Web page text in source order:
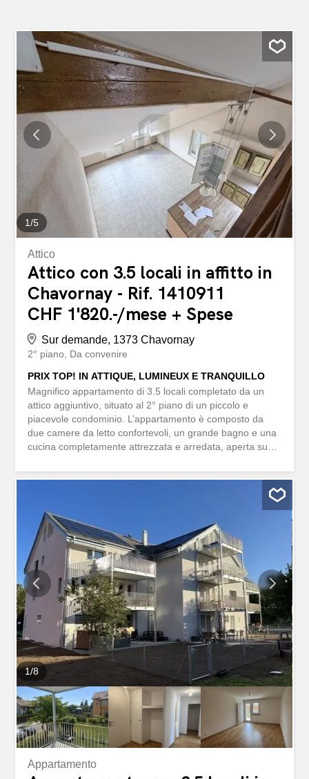
1/5
Attico
Attico con 3.5 locali in affitto in
Chavornay - Rif. 1410911
CHF 1'820.-/mese + Spese
Sur demande, 1373 Chavornay
2° piano
Da convenire
PRIX TOP! IN ATTIQUE, LUMINEUX E TRANQUILLO
Magnifico appartamento di 3.5 locali completato da un
attico aggiuntivo, situato al 2° piano di un piccolo e
piacevole condominio. L’appartamento è composto da
due camere da letto confortevoli, un grande bagno e una
cucina completamente attrezzata e arredata, aperta su
spazi, molta luce durante tutto il giorno e un’atmosfera
accogliente. L’ambiente tranquillo permette di godere di
immediata di negozi, trasporti e servizi di uso quotidiano.
Questa offerta di BETTERHOMES si distingue per i
seguenti vantaggi: - attico aggiuntivo che offre uno spazio
versatile - 2° piano luminoso - due camere da letto
confortevoli - grande bagno - cucina completamente
attrezzata - ampi spazi - buona illuminazione naturale -
posizione centrale in Grand-Rue - vicinanza immediata a
negozi e trasporti pubblici - ecc., ecc., ecc. … Interessati?
Contattateci per una visita senza impegno – è...
1/8
Appartamento